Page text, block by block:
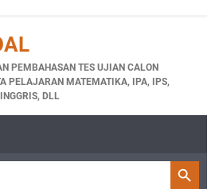
PEMBAHASAN TES UJIAN CALON
PELAJARAN MATEMATIKA, IPA, IPS,
DLL